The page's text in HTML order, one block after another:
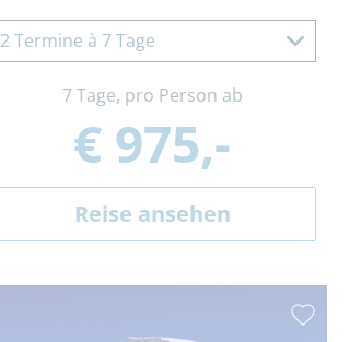
2 Termine à 7 Tage
7 Tage, pro Person ab
€ 975,-
Reise ansehen